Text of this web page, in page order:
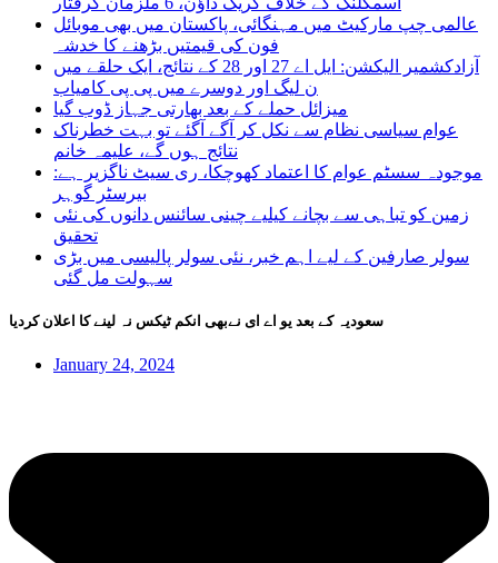
عالمی چپ مارکیٹ میں مہنگائی، پاکستان میں بھی موبائل
فون کی قیمتیں بڑھنے کا خدشہ
آزادکشمیر الیکشن: ایل اے 27 اور 28 کے نتائج، ایک حلقے میں
ن لیگ اور دوسرے میں پی پی کامیاب
میزائل حملے کے بعد بھارتی جہاز ڈوب گیا
عوام سیاسی نظام سے نکل کر آگے آگئے تو بہت خطرناک
نتائج ہوں گے، علیمہ خانم
موجودہ سسٹم عوام کا اعتماد کھوچکا، ری سیٹ ناگزیر ہے:
بیرسٹر گوہر
زمین کو تباہی سے بچانے کیلیے چینی سائنس دانوں کی نئی
تحقیق
سولر صارفین کے لیے اہم خبر، نئی سولر پالیسی میں بڑی
سہولت مل گئی
سعودیہ کے بعد یو اے ای نےبھی انکم ٹیکس نہ لینے کا اعلان کردیا
January 24, 2024